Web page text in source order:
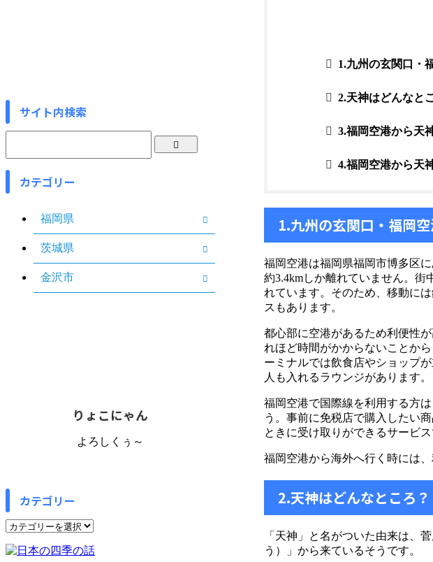
1.九州の玄関口・
2.天神はどんなと
3.福岡空港から天
4.福岡空港から天
1.九州の玄関口・福岡
福岡空港は福岡県福岡市博多区
約3.4kmしか離れていません。街
れています。そのため、移動に
スもあります。
都心部に空港があるため利便性
れほど時間がかからないことか
ーミナルでは飲食店やショップ
人も入れるラウンジがあります。
福岡空港で国際線を利用する方
う。事前に免税店で購入したい
ときに受け取りができるサービス
福岡空港から海外へ行く時には
2.天神はどんなところ？
「天神」と名がついた由来は、
う）」から来ているそうです。
サイト内検索
カテゴリー
福岡県
茨城県
金沢市
りょこにゃん
よろしくぅ～
カテゴリー
カ
ゴ